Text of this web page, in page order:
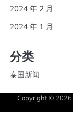
2024 年 2 月
2024 年 1 月
分类
泰国新闻
Copyright © 2026